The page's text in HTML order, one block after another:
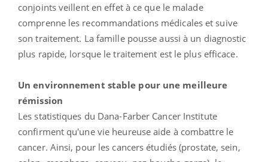
conjoints veillent en effet à ce que le malade
comprenne les recommandations médicales et suive
son traitement. La famille pousse aussi à un diagnostic
plus rapide, lorsque le traitement est le plus efficace.
Un environnement stable pour une meilleure
rémission
Les statistiques du Dana-Farber Cancer Institute
confirment qu'une vie heureuse aide à combattre le
cancer. Ainsi, pour les cancers étudiés (prostate, sein,